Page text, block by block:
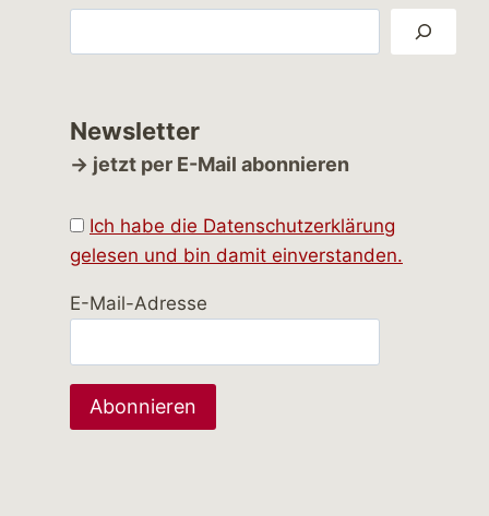
Newsletter
→ jetzt per E-Mail abonnieren
Ich habe die Datenschutzerklärung
gelesen und bin damit einverstanden.
E-Mail-Adresse